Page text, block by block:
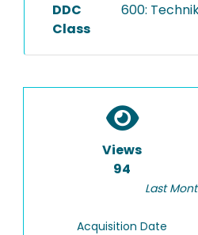
DDC
Class
600:
Views
94
Last
Acquisition Date